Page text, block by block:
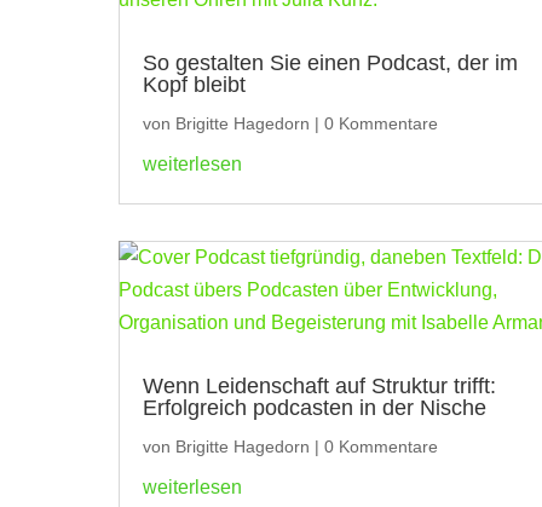
So gestalten Sie einen Podcast, der im
Kopf bleibt
von Brigitte Hagedorn | 0 Kommentare
weiterlesen
Wenn Leidenschaft auf Struktur trifft:
Erfolgreich podcasten in der Nische
von Brigitte Hagedorn | 0 Kommentare
weiterlesen